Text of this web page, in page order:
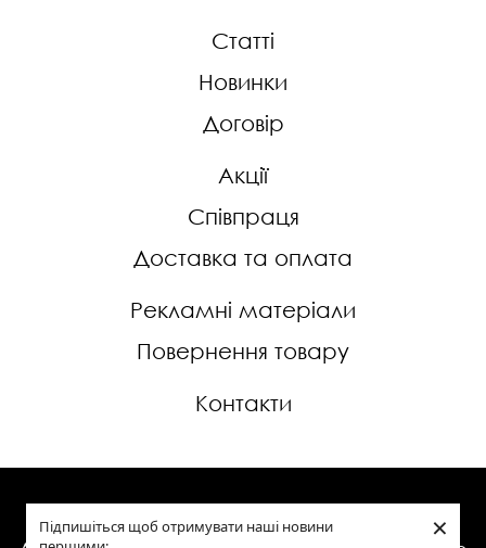
Підпишіться щоб отримувати наші новини
×
Статті
Новинки
Договір
Акції
Співпраця
Доставка та оплата
Рекламні матеріали
Повернення товару
Контакти
Сходи, двері, меблі, дерев'яний декор у